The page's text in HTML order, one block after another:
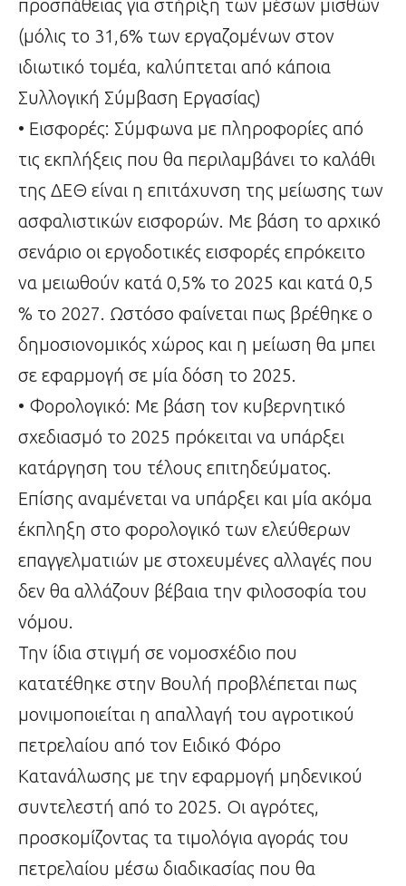
προσπάθειας για στήριξη των μέσων μισθών
(μόλις το 31,6% των εργαζομένων στον
ιδιωτικό τομέα, καλύπτεται από κάποια
Συλλογική Σύμβαση Εργασίας)
• Εισφορές: Σύμφωνα με πληροφορίες από
τις εκπλήξεις που θα περιλαμβάνει το καλάθι
της ΔΕΘ είναι η επιτάχυνση της μείωσης των
ασφαλιστικών εισφορών. Με βάση το αρχικό
σενάριο οι εργοδοτικές εισφορές επρόκειτο
να μειωθούν κατά 0,5% το 2025 και κατά 0,5
% το 2027. Ωστόσο φαίνεται πως βρέθηκε ο
δημοσιονομικός χώρος και η μείωση θα μπει
σε εφαρμογή σε μία δόση το 2025.
• Φορολογικό: Με βάση τον κυβερνητικό
σχεδιασμό το 2025 πρόκειται να υπάρξει
κατάργηση του τέλους επιτηδεύματος.
Επίσης αναμένεται να υπάρξει και μία ακόμα
έκπληξη στο φορολογικό των ελεύθερων
επαγγελματιών με στοχευμένες αλλαγές που
δεν θα αλλάζουν βέβαια την φιλοσοφία του
νόμου.
Την ίδια στιγμή σε νομοσχέδιο που
κατατέθηκε στην Βουλή προβλέπεται πως
μονιμοποιείται η απαλλαγή του αγροτικού
πετρελαίου από τον Ειδικό Φόρο
Κατανάλωσης με την εφαρμογή μηδενικού
συντελεστή από το 2025. Οι αγρότες,
προσκομίζοντας τα τιμολόγια αγοράς του
πετρελαίου μέσω διαδικασίας που θα